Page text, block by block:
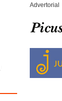
Advertorial